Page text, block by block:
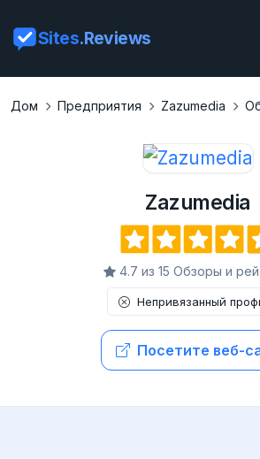
Sites.Reviews
Дом Предприятия Zazumedia
Zazumedia
4.7 из 15 Обзоры и
Непривязанный
Посетите веб-